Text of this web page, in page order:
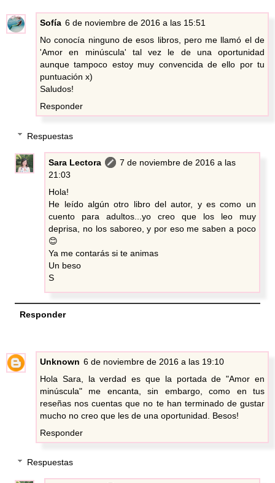
Sofía 6 de noviembre de 2016 a las 15:51
No conocía ninguno de esos libros, pero me llamó el de
'Amor en minúscula' tal vez le de una oportunidad
aunque tampoco estoy muy convencida de ello por tu
puntuación x)
Saludos!
Responder
Respuestas
Sara Lectora
7 de noviembre de 2016 a las
21:03
Hola!
He leído algún otro libro del autor, y es como un
cuento para adultos...yo creo que los leo muy
deprisa, no los saboreo, y por eso me saben a poco
😊
Ya me contarás si te animas
Un beso
S
Responder
Unknown 6 de noviembre de 2016 a las 19:10
Hola Sara, la verdad es que la portada de "Amor en
minúscula" me encanta, sin embargo, como en tus
reseñas nos cuentas que no te han terminado de gustar
mucho no creo que les de una oportunidad. Besos!
Responder
Respuestas